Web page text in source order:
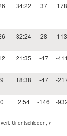
34:22 37 178
32:24 28 113
21:35 -47 -
9 18:38 -47 -
0 2:54 -146 -
Unentschieden, v =